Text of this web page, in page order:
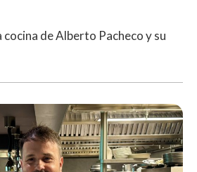
de Alberto Pacheco y su